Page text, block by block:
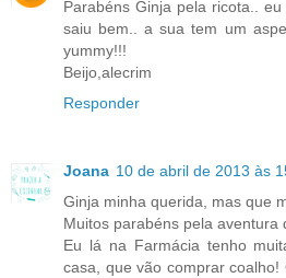
Parabéns Ginja pela ricota..
saiu bem.. a sua tem um
yummy!!!
Beijo,alecrim
Responder
Joana 10 de abril de 2013 às
Ginja minha querida, mas que
Muitos parabéns pela aventura
Eu lá na Farmácia tenho
casa, que vão comprar